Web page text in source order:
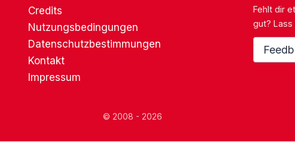
Credits
Nutzungsbedingungen
Datenschutzbestimmungen
Kontakt
Impressum
Fehlt dir
gut?
© 2008 - 2026